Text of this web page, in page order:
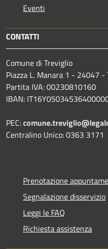
Eventi
CONTATTI
Comune di Treviglio
Piazza L. Manara 1 - 24047 -
Partita IVA: 00230810160
IBAN:
PEC:
Centralino Unico: 0363 3171
Prenotazione
Segnalazione disservizio
Leggi le FAQ
Richiesta assistenza